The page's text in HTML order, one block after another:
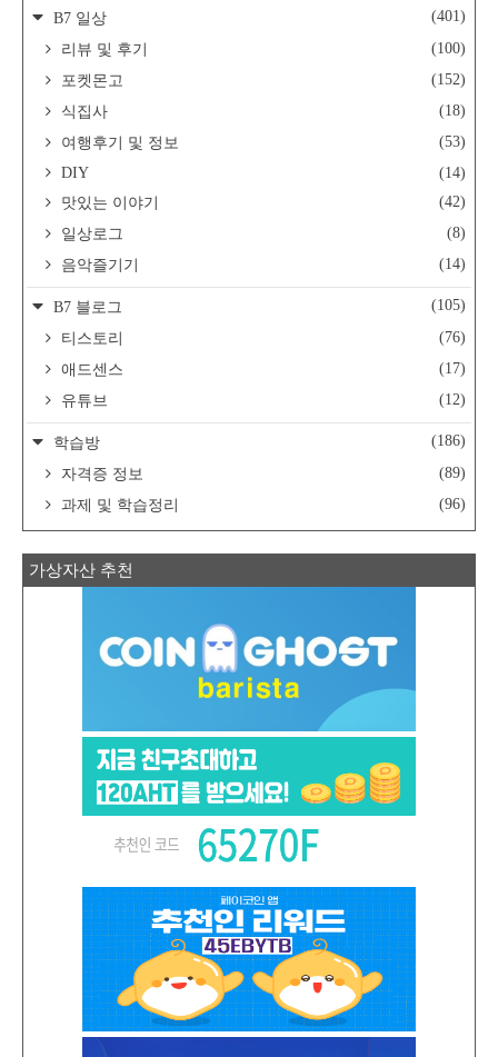
B7 일상
(401)
리뷰 및 후기
(100)
포켓몬고
(152)
식집사
(18)
여행후기 및 정보
(53)
DIY
(14)
맛있는 이야기
(42)
일상로그
(8)
음악즐기기
(14)
B7 블로그
(105)
티스토리
(76)
애드센스
(17)
유튜브
(12)
학습방
(186)
자격증 정보
(89)
과제 및 학습정리
(96)
가상자산 추천